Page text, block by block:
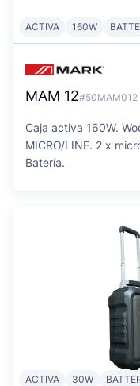
ACTIVA 160W
MAM 12#50MAM012
Caja activa 160W.
MICRO/LINE. 2 x
Batería.
ACTIVA 30W